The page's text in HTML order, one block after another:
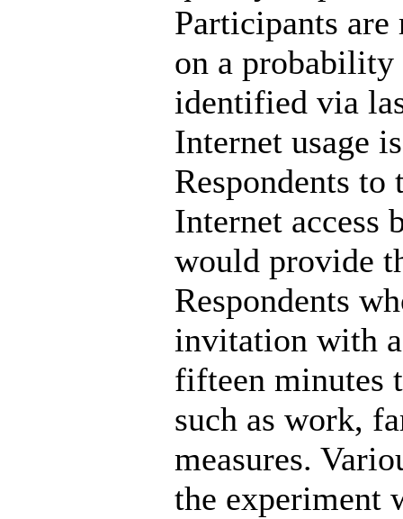
Participants
on a probability
identified via
Internet usage
Respondents
Internet access
would provide
Respondents
invitation with
fifteen minutes
such as work,
measures.
the experiment